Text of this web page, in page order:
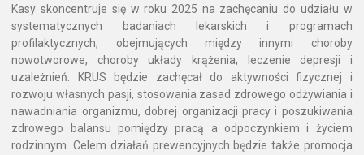
Kasy skoncentruje się w roku 2025 na zachęcaniu do udziału w
systematycznych badaniach lekarskich i programach
profilaktycznych, obejmujących między innymi choroby
nowotworowe, choroby układy krążenia, leczenie depresji i
uzależnień. KRUS będzie zachęcał do aktywności fizycznej i
rozwoju własnych pasji, stosowania zasad zdrowego odżywiania i
nawadniania organizmu, dobrej organizacji pracy i poszukiwania
zdrowego balansu pomiędzy pracą a odpoczynkiem i życiem
rodzinnym. Celem działań prewencyjnych będzie także promocja